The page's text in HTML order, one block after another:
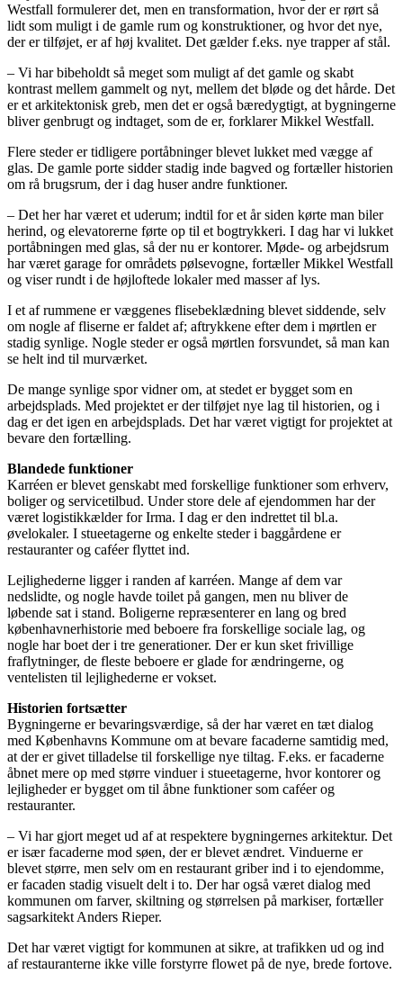
Westfall formulerer det, men en transformation, hvor der er rørt så
lidt som muligt i de gamle rum og konstruktioner, og hvor det nye,
der er tilføjet, er af høj kvalitet. Det gælder f.eks. nye trapper af stål.
– Vi har bibeholdt så meget som muligt af det gamle og skabt
kontrast mellem gammelt og nyt, mellem det bløde og det hårde. Det
er et arkitektonisk greb, men det er også bæredygtigt, at bygningerne
bliver genbrugt og indtaget, som de er, forklarer Mikkel Westfall.
Flere steder er tidligere portåbninger blevet lukket med vægge af
glas. De gamle porte sidder stadig inde bagved og fortæller historien
om rå brugsrum, der i dag huser andre funktioner.
– Det her har været et uderum; indtil for et år siden kørte man biler
herind, og elevatorerne førte op til et bogtrykkeri. I dag har vi lukket
portåbningen med glas, så der nu er kontorer. Møde- og arbejdsrum
har været garage for områdets pølsevogne, fortæller Mikkel Westfall
og viser rundt i de højloftede lokaler med masser af lys.
I et af rummene er væggenes flisebeklædning blevet siddende, selv
om nogle af fliserne er faldet af; aftrykkene efter dem i mørtlen er
stadig synlige. Nogle steder er også mørtlen forsvundet, så man kan
se helt ind til murværket.
De mange synlige spor vidner om, at stedet er bygget som en
arbejdsplads. Med projektet er der tilføjet nye lag til historien, og i
dag er det igen en arbejdsplads. Det har været vigtigt for projektet at
bevare den fortælling.
Blandede funktioner
Karréen er blevet genskabt med forskellige funktioner som erhverv,
boliger og servicetilbud. Under store dele af ejendommen har der
været logistikkælder for Irma. I dag er den indrettet til bl.a.
øvelokaler. I stueetagerne og enkelte steder i baggårdene er
restauranter og caféer flyttet ind.
Lejlighederne ligger i randen af karréen. Mange af dem var
nedslidte, og nogle havde toilet på gangen, men nu bliver de
løbende sat i stand. Boligerne repræsenterer en lang og bred
københavnerhistorie med beboere fra forskellige sociale lag, og
nogle har boet der i tre generationer. Der er kun sket frivillige
fraflytninger, de fleste beboere er glade for ændringerne, og
ventelisten til lejlighederne er vokset.
Historien fortsætter
Bygningerne er bevaringsværdige, så der har været en tæt dialog
med Københavns Kommune om at bevare facaderne samtidig med,
at der er givet tilladelse til forskellige nye tiltag. F.eks. er facaderne
åbnet mere op med større vinduer i stueetagerne, hvor kontorer og
lejligheder er bygget om til åbne funktioner som caféer og
restauranter.
– Vi har gjort meget ud af at respektere bygningernes arkitektur. Det
er især facaderne mod søen, der er blevet ændret. Vinduerne er
blevet større, men selv om en restaurant griber ind i to ejendomme,
er facaden stadig visuelt delt i to. Der har også været dialog med
kommunen om farver, skiltning og størrelsen på markiser, fortæller
sagsarkitekt Anders Rieper.
Det har været vigtigt for kommunen at sikre, at trafikken ud og ind
af restauranterne ikke ville forstyrre flowet på de nye, brede fortove.